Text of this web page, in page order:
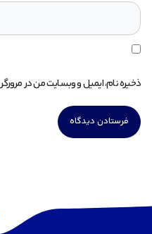
ذخیره نام، ایمیل و وبسایت من در